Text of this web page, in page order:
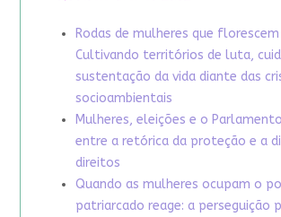
Rodas de mulheres que
Cultivando territórios de luta,
sustentação da vida diante das
socioambientais
Mulheres, eleições e o
entre a retórica da proteção e a
direitos
Quando as mulheres ocupam o
patriarcado reage: a perseguição